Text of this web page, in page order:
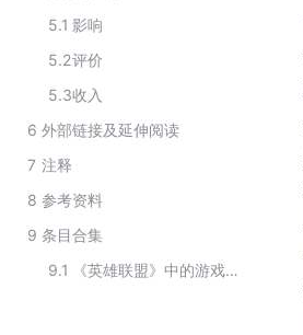
5.1 影响
5.2评价
5.3收入
6 外部链接及延伸阅读
7 注释
8 参考资料
9 条目合集
9.1
《英雄联盟》中的游戏模式